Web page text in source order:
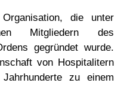
die unter
Mitgliedern des
gegründet wurde.
von Hospitalitern
zu einem